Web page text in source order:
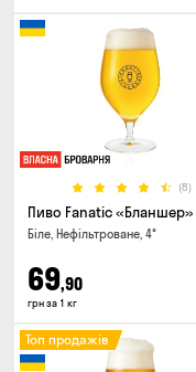
(8)
Пиво Fanatic «Бланшер»
Біле, Нефільтроване, 4°
69,90
грн за 1 кг
Топ продажів